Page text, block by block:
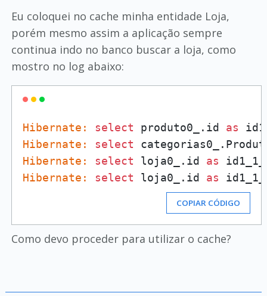
Eu coloquei no cache minha entidade Loja,
porém mesmo assim a aplicação sempre
continua indo no banco buscar a loja, como
mostro no log abaixo:
Hibernate: select produto0_.id as
Hibernate:
select
Hibernate:
select loja0_.id as
Hibernate:
select loja0_.id as
COPIAR CÓDIGO
Como devo proceder para utilizar o cache?